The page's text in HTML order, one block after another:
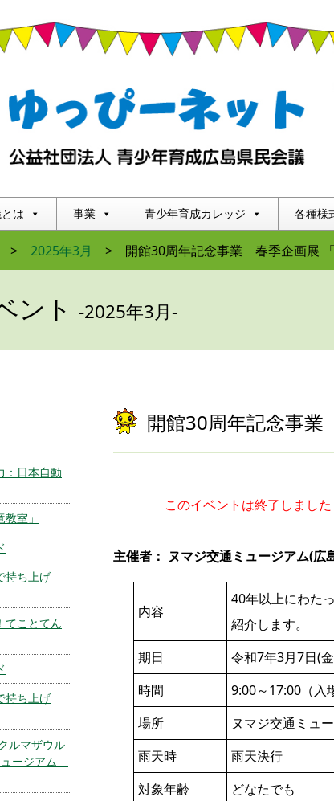
は 事業 青少年育成カレッジ 各種様
> 2025年3月 > 開館30周年記念事業 春季企画展
ント -2025年3月-
開館30周年記念事
このイベントは終了しました
主催者： ヌマジ交通ミュージアム(広
内容
40年以上にわた
紹介します。
期日
令和7年3月7日(
時間
9:00～17:00（入
場所
ヌマジ交通ミュ
雨天時
雨天決行
対象年齢
どなたでも
：日本自動
室」
持ち上げ
てことてん
持ち上げ
ルマザウル
ュージアム